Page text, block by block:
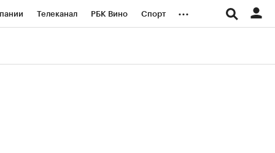
Телеканал РБК Вино Спорт ...